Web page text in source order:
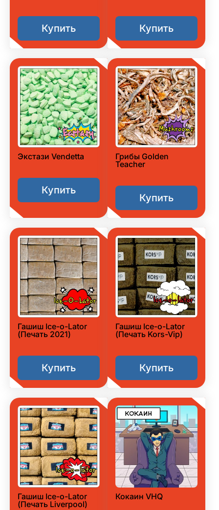
Купить Купить
Экстази Vendetta
Купить
Грибы Golden
Teacher
Купить
Гашиш Ice-o-Lator
(Печать 2021)
Купить
Гашиш Ice-o-Lator
(Печать Kors-Vip)
Купить
Гашиш Ice-o-Lator
(Печать Liverpool)
Кокаин VHQ